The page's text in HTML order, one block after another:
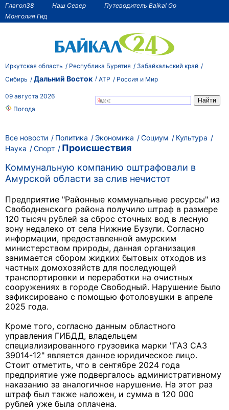
Глагол38 Наш Север
Путеводитель Baikal Go
Монголия Гид
Иркутская область Республика Бурятия
Забайкальский край
Сибирь
Дальний Восток АТР Россия и Мир
09 августа 2026
Погода
Все новости Политика Экономика Социум
Культура
Наука
Спорт
Происшествия
Коммунальную компанию оштрафовали в
Амурской области за слив нечистот
Предприятие "Районные коммунальные ресурсы" из
Свободненского района получило штраф в размере
120 тысяч рублей за сброс сточных вод в лесную
зону недалеко от села Нижние Бузули. Согласно
информации, предоставленной амурским
министерством природы, данная организация
занимается сбором жидких бытовых отходов из
частных домохозяйств для последующей
транспортировки и переработки на очистных
сооружениях в городе Свободный. Нарушение было
зафиксировано с помощью фотоловушки в апреле
2025 года.
Кроме того, согласно данным областного
управления ГИБДД, владельцем
специализированного грузовика марки "ГАЗ САЗ
39014-12" является данное юридическое лицо.
Стоит отметить, что в сентябре 2024 года
предприятие уже подвергалось административному
наказанию за аналогичное нарушение. На этот раз
штраф был также наложен, и сумма в 120 000
рублей уже была оплачена.